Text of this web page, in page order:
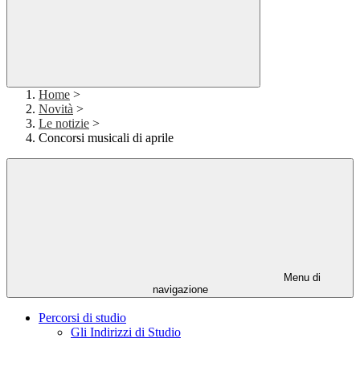
Home >
Novità >
Le notizie >
Concorsi musicali di aprile
Menu di
navigazione
Percorsi di studio
Gli Indirizzi di Studio